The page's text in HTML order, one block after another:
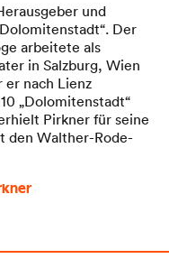
und
Der
arbeitete als
in Salzburg, Wien
er nach Lienz
„Dolomitenstadt“
Pirkner für seine
den Walther-Rode-